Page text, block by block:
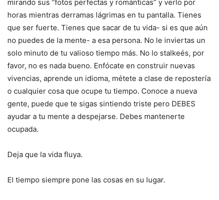
mirando sus “fotos perfectas y románticas” y verlo por
horas mientras derramas lágrimas en tu pantalla. Tienes
que ser fuerte. Tienes que sacar de tu vida- si es que aún
no puedes de la mente- a esa persona. No le inviertas un
solo minuto de tu valioso tiempo más. No lo stalkeés, por
favor, no es nada bueno. Enfócate en construir nuevas
vivencias, aprende un idioma, métete a clase de repostería
o cualquier cosa que ocupe tu tiempo. Conoce a nueva
gente, puede que te sigas sintiendo triste pero DEBES
ayudar a tu mente a despejarse. Debes mantenerte
ocupada.
Deja que la vida fluya.
El tiempo siempre pone las cosas en su lugar.